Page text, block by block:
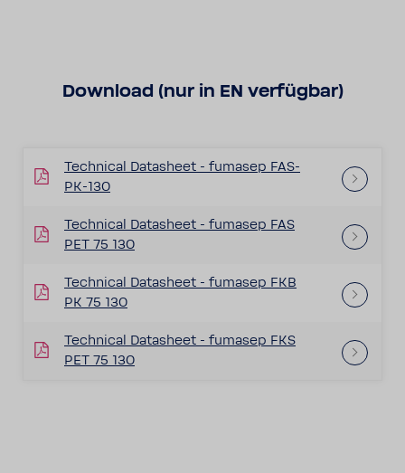
Download (nur in EN verfügbar)
Technical Datasheet - fumasep FAS-
PK-130
Technical Datasheet - fumasep FAS
PET 75 130
Technical Datasheet - fumasep FKB
PK 75 130
Technical Datasheet - fumasep FKS
PET 75 130